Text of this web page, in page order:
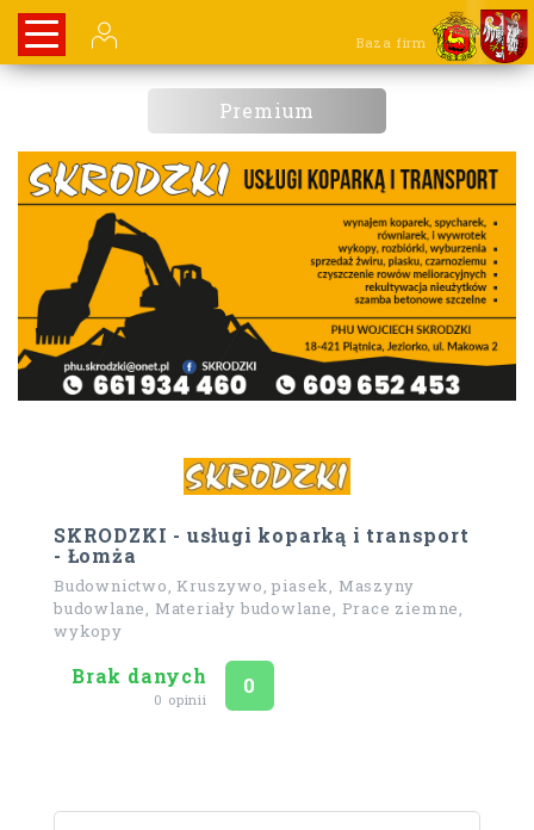
Baza firm
Premium
SKRODZKI - usługi koparką i transport
- Łomża
Budownictwo, Kruszywo, piasek, Maszyny
budowlane, Materiały budowlane, Prace ziemne,
wykopy
Brak danych
0 opinii
Ocena
0